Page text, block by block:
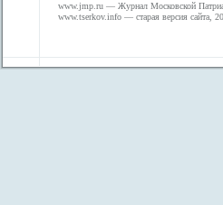
www.jmp.ru — Журнал Московской
www.tserkov.info — старая версия сайта,